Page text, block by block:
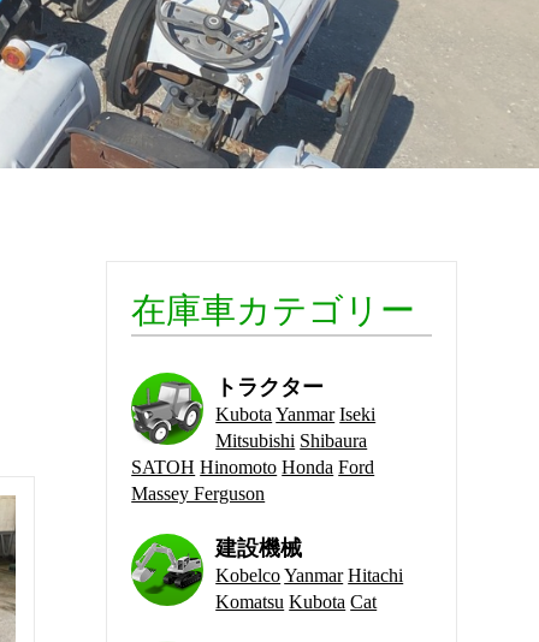
在庫車カテゴリー
トラクター
Kubota Yanmar Iseki
Mitsubishi Shibaura
SATOH Hinomoto Honda Ford
Massey Ferguson
建設機械
KobelcoYanmar Hitachi
Komatsu Kubota Cat